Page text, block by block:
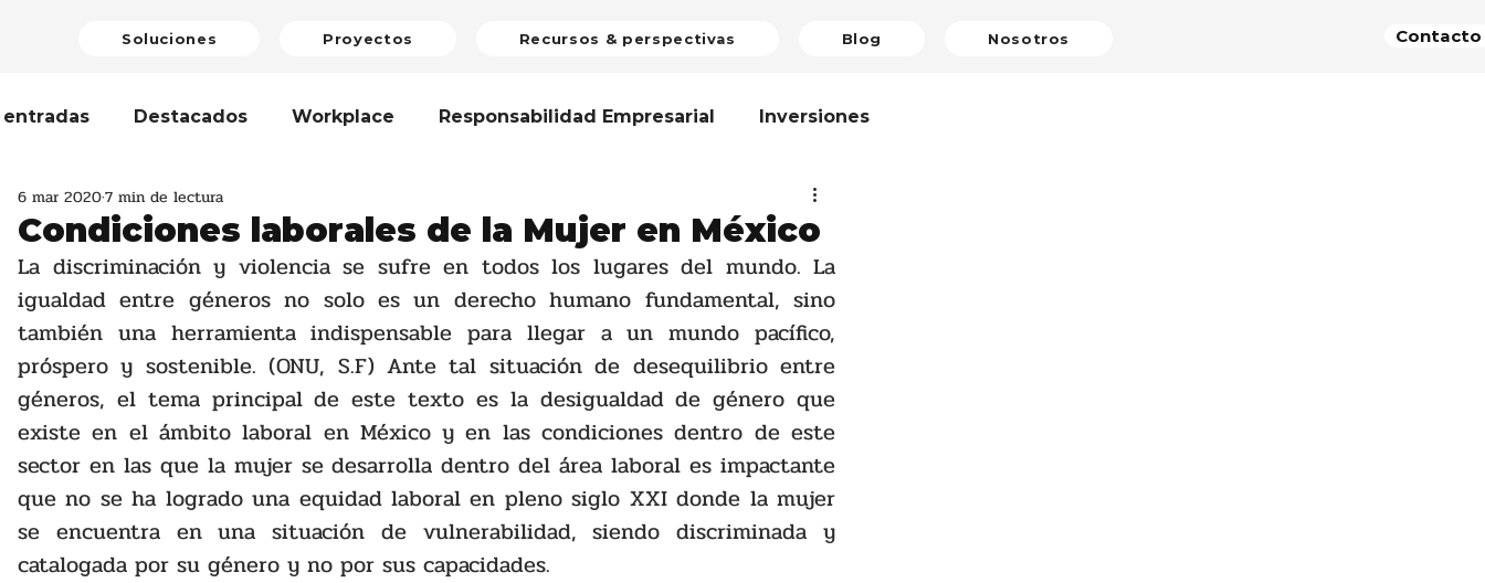
Soluciones Proyectos Recursos & perspectivas Blog Nosotros Contacto
entradas Destacados Workplace Responsabilidad Empresarial Inversiones
Bienestar Laboral Voluntariado Corporativo
Teamwork Formación Cambio Climático Riesgos Globales Reseña
Avanzando Juntas Economía Circular Medio Ambiente Estándares
de Género Reporte de Sostenibilidad Noticias Taller
Condiciones laborales de la Mujer en México
6 mar 20207 min de lectura
La discriminación y violencia se sufre en todos los lugares del mundo. La
igualdad entre géneros no solo es un derecho humano fundamental, sino
también una herramienta indispensable para llegar a un mundo pacífico,
próspero y sostenible. (ONU, S.F) Ante tal situación de desequilibrio entre
géneros, el tema principal de este texto es la desigualdad de género que
existe en el ámbito laboral en México y en las condiciones dentro de este
sector en las que la mujer se desarrolla dentro del área laboral es impactante
que no se ha logrado una equidad laboral en pleno siglo XXI donde la mujer
se encuentra en una situación de vulnerabilidad, siendo discriminada y
catalogada por su género y no por sus capacidades.